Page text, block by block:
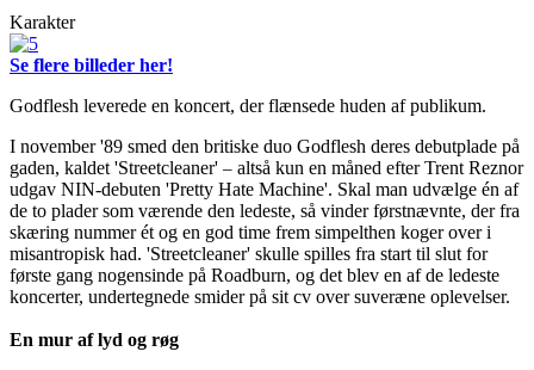
Karakter
Se flere billeder her!
Godflesh leverede en koncert, der flænsede huden af publikum.
I november '89 smed den britiske duo Godflesh deres debutplade på
gaden, kaldet 'Streetcleaner' – altså kun en måned efter Trent Reznor
udgav NIN-debuten 'Pretty Hate Machine'. Skal man udvælge én af
de to plader som værende den ledeste, så vinder førstnævnte, der fra
skæring nummer ét og en god time frem simpelthen koger over i
misantropisk had. 'Streetcleaner' skulle spilles fra start til slut for
første gang nogensinde på Roadburn, og det blev en af de ledeste
koncerter, undertegnede smider på sit cv over suveræne oplevelser.
En mur af lyd og røg